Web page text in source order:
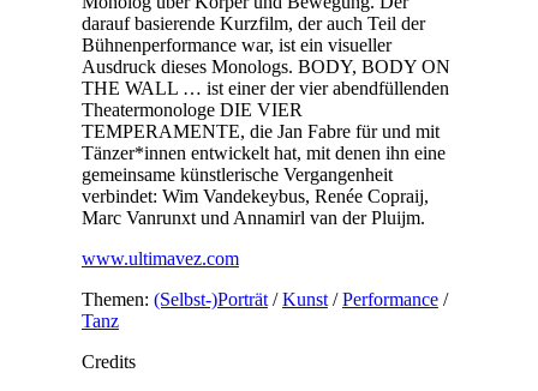
darauf basierende Kurzfilm, der auch Teil der
Bühnenperformance war, ist ein visueller
Ausdruck dieses Monologs. BODY, BODY ON
THE WALL … ist einer der vier abendfüllenden
Theatermonologe DIE VIER
TEMPERAMENTE, die Jan Fabre für und mit
Tänzer*innen entwickelt hat, mit denen ihn eine
gemeinsame künstlerische Vergangenheit
verbindet: Wim Vandekeybus, Renée Copraij,
Marc Vanrunxt und Annamirl van der Pluijm.
www.ultimavez.com
Themen: (Selbst-)Porträt/Kunst/Performance/
Tanz
Credits